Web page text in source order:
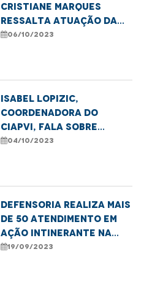
Cristiane Marques
ressalta atuação da
DPE na garantia dos
06/10/2023
Isabel Lopizic,
coordenadora do
CIAPVI, fala sobre
medidas de combate à
04/10/2023
Defensoria realiza mais
de 50 atendimento em
Ação Intinerante na
Cidade Olímpica
19/09/2023